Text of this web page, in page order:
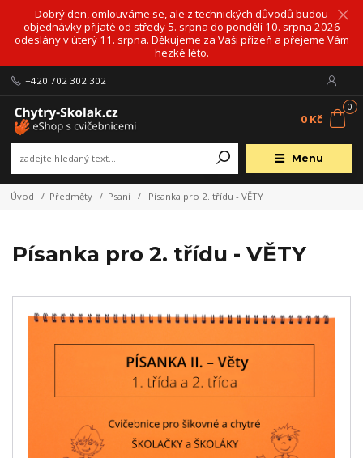
Dobrý den, omlouváme se, ale z technických důvodů budou
objednávky přijaté od středy 5. srpna do pondělí 10. srpna 2026
odeslány v úterý 11. srpna. Děkujeme za Vaši přízeň a přejeme Vám
hezké léto.
Menu
+420 702 302 302
0
0 Kč
Úvod Předměty Psaní Písanka pro 2. třídu - VĚTY
Písanka pro 2. třídu - VĚTY